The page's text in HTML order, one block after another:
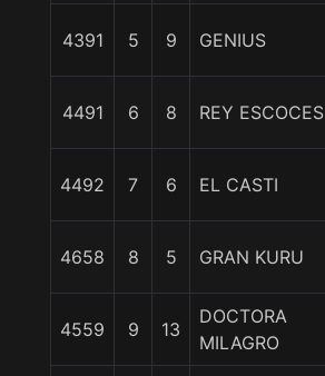
4391 5 9 GENIUS
4491 6 8 REY ESCOCES
4492 7 6 EL CASTI
4658 8 5 GRAN KURU
4559 9 13
DOCTORA
MILAGRO